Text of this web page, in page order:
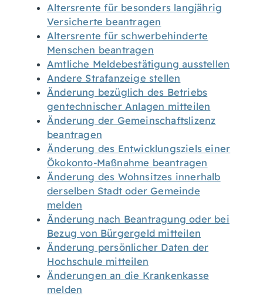
Altersrente für besonders langjährig
Versicherte beantragen
Altersrente für schwerbehinderte
Menschen beantragen
Amtliche Meldebestätigung ausstellen
Andere Strafanzeige stellen
Änderung bezüglich des Betriebs
gentechnischer Anlagen mitteilen
Änderung der Gemeinschaftslizenz
beantragen
Änderung des Entwicklungsziels einer
Ökokonto-Maßnahme beantragen
Änderung des Wohnsitzes innerhalb
derselben Stadt oder Gemeinde
melden
Änderung nach Beantragung oder bei
Bezug von Bürgergeld mitteilen
Änderung persönlicher Daten der
Hochschule mitteilen
Änderungen an die Krankenkasse
melden